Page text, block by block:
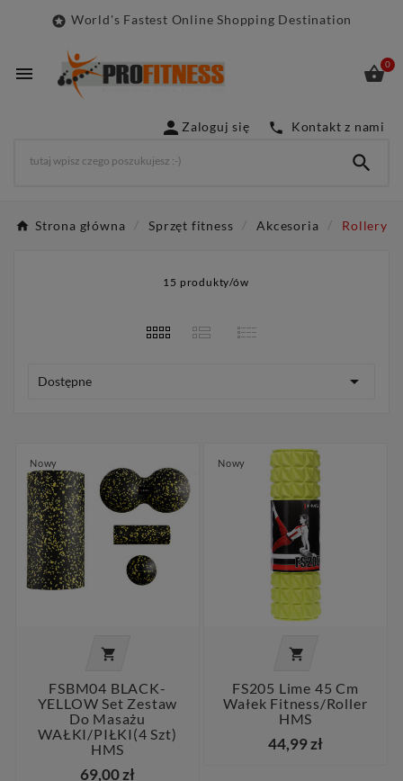
 World's Fastest Online Shopping Destination
 0
 Zaloguj się  Kontakt z nami

Strona główna Sprzęt fitness Akcesoria Rollery
15 produkty/ów
Dostępne 
Nowy

FSBM04 BLACK-
YELLOW Set Zestaw
Do Masażu
WAŁKI/PIŁKI(4 Szt)
HMS
69,00 zł
Nowy

FS205 Lime 45 Cm
Wałek Fitness/roller
HMS
44,99 zł